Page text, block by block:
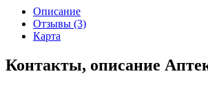
Описание
Отзывы (3)
Карта
Контакты, описание